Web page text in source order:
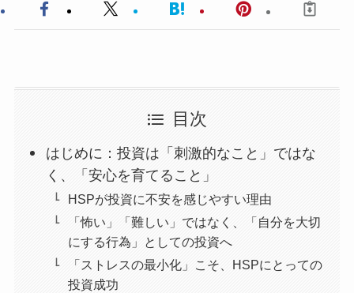
目次
はじめに：投資は「刺激的なこと」ではな
く、「安心を育てること」
HSPが投資に不安を感じやすい理由
「怖い」「難しい」ではなく、「自分を大切
にする行為」としての投資へ
「ストレスの最小化」こそ、HSPにとっての
投資成功